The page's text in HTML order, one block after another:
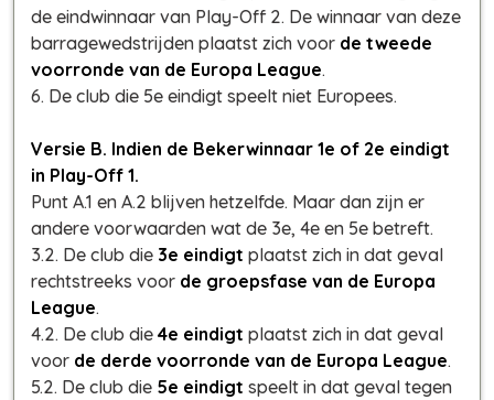
de eindwinnaar van Play-Off 2. De winnaar van deze
barragewedstrijden plaatst zich voor de tweede
voorronde van de Europa League.
6. De club die 5e eindigt speelt niet Europees.
Versie B. Indien de Bekerwinnaar 1e of 2e eindigt
in Play-Off 1.
Punt A.1 en A.2 blijven hetzelfde. Maar dan zijn er
andere voorwaarden wat de 3e, 4e en 5e betreft.
3.2. De club die 3e eindigt plaatst zich in dat geval
rechtstreeks voor de groepsfase van de Europa
League.
4.2. De club die 4e eindigt plaatst zich in dat geval
voor de derde voorronde van de Europa League.
5.2. De club die 5e eindigt speelt in dat geval tegen